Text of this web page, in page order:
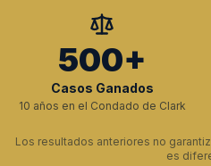
500+
Casos Ganados
10 años en el Condado de Clark
Los resultados anteriores no
es